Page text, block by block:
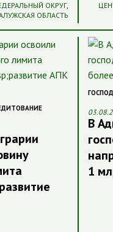
ОКРУГ,
ОБЛАСТЬ
В
1